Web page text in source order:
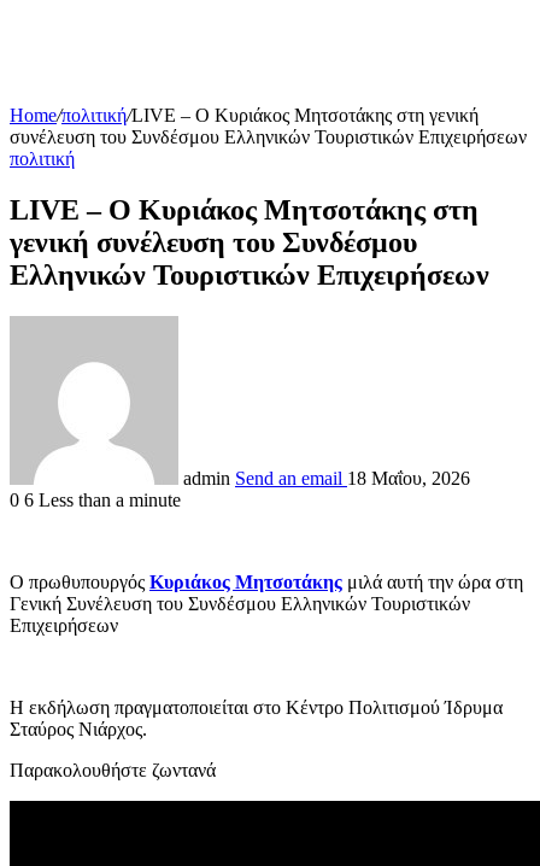
Home/πολιτική/LIVE – O Κυριάκος Μητσοτάκης στη γενική
συνέλευση του Συνδέσμου Ελληνικών Τουριστικών Επιχειρήσεων
πολιτική
LIVE – O Κυριάκος Μητσοτάκης στη
γενική συνέλευση του Συνδέσμου
Ελληνικών Τουριστικών Επιχειρήσεων
admin Send an email 18 Μαΐου, 2026
0 6 Less than a minute
Ο πρωθυπουργός Κυριάκος Μητσοτάκης μιλά αυτή την ώρα στη
Γενική Συνέλευση του Συνδέσμου Ελληνικών Τουριστικών
Επιχειρήσεων
Η εκδήλωση πραγματοποιείται στο Κέντρο Πολιτισμού Ίδρυμα
Σταύρος Νιάρχος.
Παρακολουθήστε ζωντανά